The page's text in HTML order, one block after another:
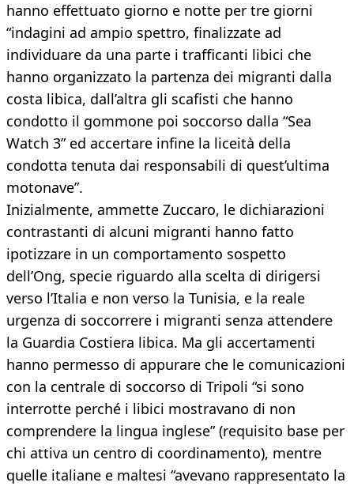
hanno effettuato giorno e notte per tre giorni
“indagini ad ampio spettro, finalizzate ad
individuare da una parte i trafficanti libici che
hanno organizzato la partenza dei migranti dalla
costa libica, dall’altra gli scafisti che hanno
condotto il gommone poi soccorso dalla “Sea
Watch 3” ed accertare infine la liceità della
condotta tenuta dai responsabili di quest’ultima
motonave”.
Inizialmente, ammette Zuccaro, le dichiarazioni
contrastanti di alcuni migranti hanno fatto
ipotizzare in un comportamento sospetto
dell’Ong, specie riguardo alla scelta di dirigersi
verso l’Italia e non verso la Tunisia, e la reale
urgenza di soccorrere i migranti senza attendere
la Guardia Costiera libica. Ma gli accertamenti
hanno permesso di appurare che le comunicazioni
con la centrale di soccorso di Tripoli “si sono
interrotte perché i libici mostravano di non
comprendere la lingua inglese” (requisito base per
chi attiva un centro di coordinamento), mentre
quelle italiane e maltesi “avevano rappresentato la